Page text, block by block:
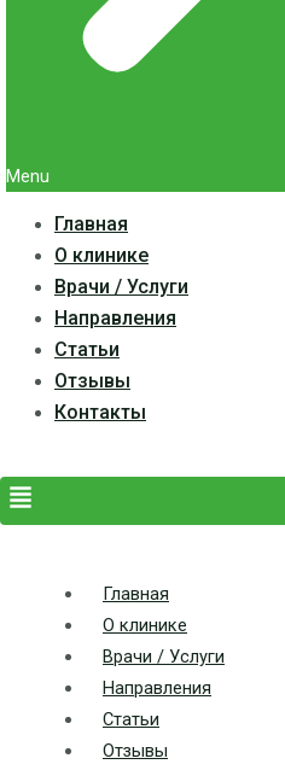
Menu
Главная
О клинике
Врачи / Услуги
Направления
Статьи
Отзывы
Контакты
Главная
О клинике
Врачи / Услуги
Направления
Статьи
Отзывы